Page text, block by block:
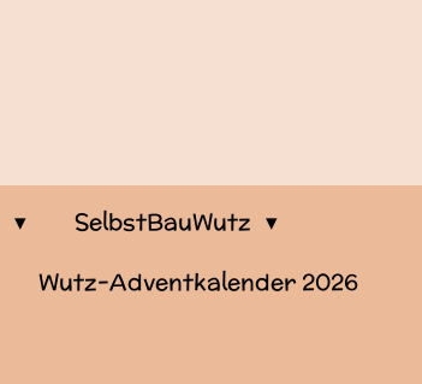
SelbstBauWutz
Wutz-Adventkalender 2026